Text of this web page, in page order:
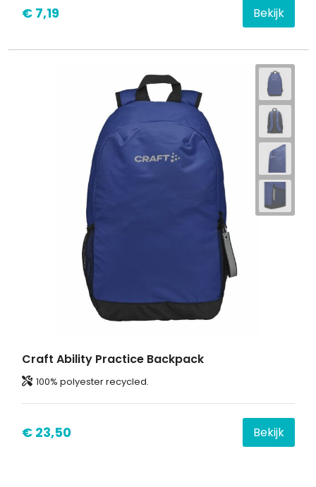
€ 7,19 Bekijk
Craft Ability Practice Backpack
100% polyester recycled.
€ 23,50 Bekijk